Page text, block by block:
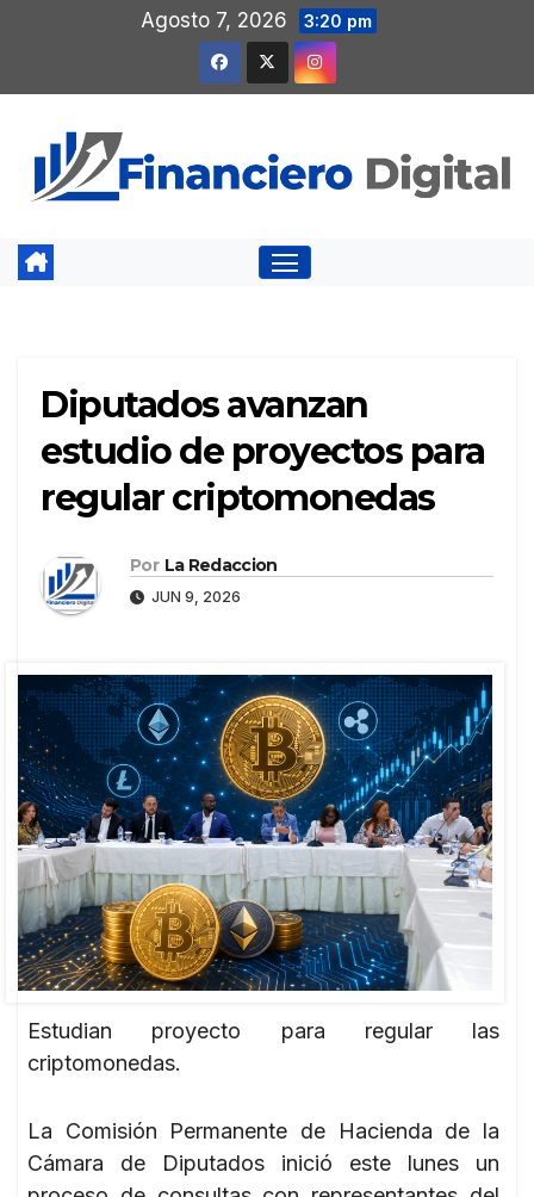
contenido
Agosto 7, 2026 3:20 pm
Diputados avanzan
estudio de proyectos para
regular criptomonedas
Por La Redaccion
JUN 9, 2026
Estudian proyecto para regular las
criptomonedas.
La Comisión Permanente de Hacienda de la
Cámara de Diputados inició este lunes un